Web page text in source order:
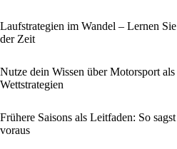
Laufstrategien im Wandel – Lernen
der Zeit
Nutze dein Wissen über Motorsport
Wettstrategien
Frühere Saisons als Leitfaden: So
voraus